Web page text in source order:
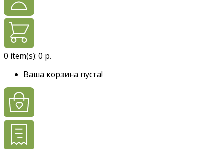
0 item(s): 0 р.
Ваша корзина пуста!